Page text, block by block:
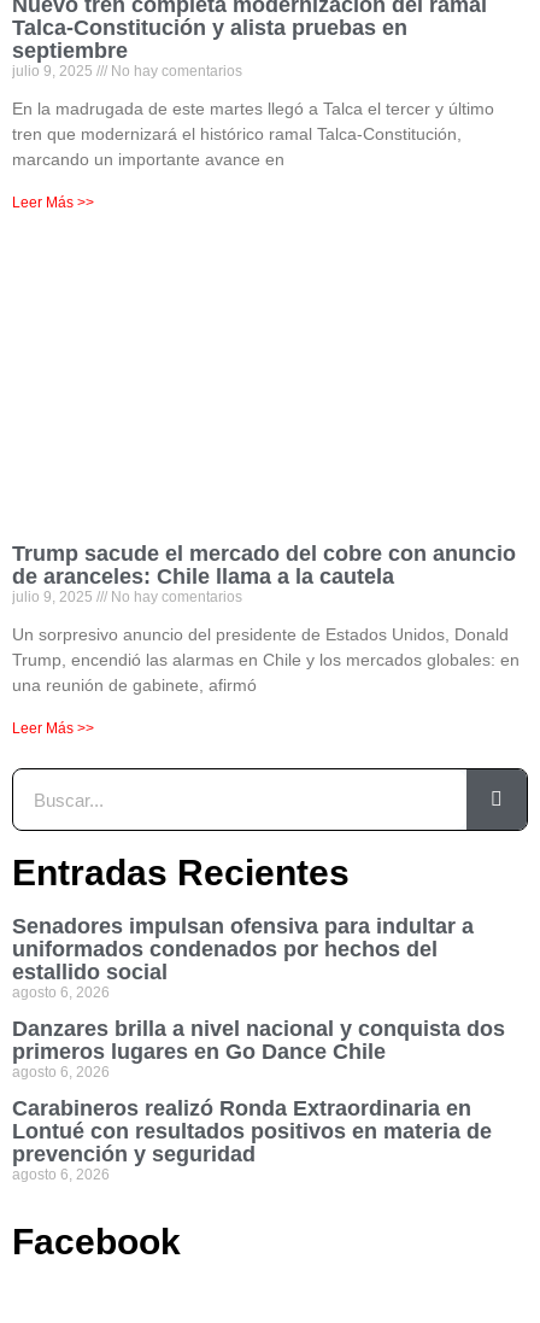
Nuevo tren completa modernización del ramal
Talca-Constitución y alista pruebas en
septiembre
julio 9, 2025 No hay comentarios
En la madrugada de este martes llegó a Talca el tercer y último
tren que modernizará el histórico ramal Talca-Constitución,
marcando un importante avance en
Leer Más >>
Trump sacude el mercado del cobre con anuncio
de aranceles: Chile llama a la cautela
julio 9, 2025 No hay comentarios
Un sorpresivo anuncio del presidente de Estados Unidos, Donald
Trump, encendió las alarmas en Chile y los mercados globales: en
una reunión de gabinete, afirmó
Leer Más >>
Entradas Recientes
Senadores impulsan ofensiva para indultar a
uniformados condenados por hechos del
estallido social
agosto 6, 2026
Danzares brilla a nivel nacional y conquista dos
primeros lugares en Go Dance Chile
agosto 6, 2026
Carabineros realizó Ronda Extraordinaria en
Lontué con resultados positivos en materia de
prevención y seguridad
agosto 6, 2026
Facebook